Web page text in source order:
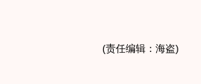
(责任编辑：海盗)